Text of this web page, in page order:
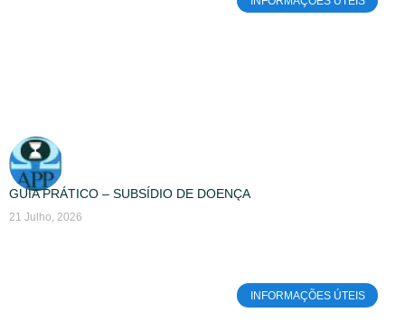
GUIA PRÁTICO – SUBSÍDIO DE DOENÇA
21 Julho, 2026
INFORMAÇÕES ÚTEIS